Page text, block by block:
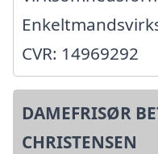
CVR: 14969292
DAMEFRISØR
CHRISTENSEN